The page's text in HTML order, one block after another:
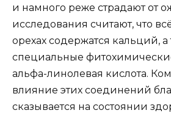
и намного реже страдают от
исследования считают, что
орехах содержатся кальций, а
специальные
альфа-линолевая кислота.
влияние этих соединений
сказывается на состоянии